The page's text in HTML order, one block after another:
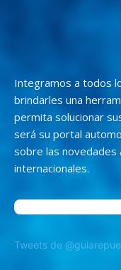
Integramos a todos
brindarles una
permita solucionar
será su portal
sobre las novedades
internacionales.
Tweets de